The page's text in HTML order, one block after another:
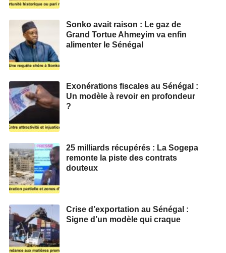
Sonko avait raison : Le gaz de
Grand Tortue Ahmeyim va enfin
alimenter le Sénégal
Exonérations fiscales au Sénégal :
Un modèle à revoir en profondeur
?
25 milliards récupérés : La Sogepa
remonte la piste des contrats
douteux
Crise d’exportation au Sénégal :
Signe d’un modèle qui craque